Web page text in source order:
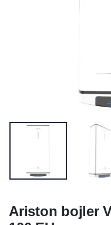
Ariston bojler